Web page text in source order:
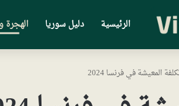
الرئيسية دليل سوريا الهجرة
المعيشة في فرنسا 2024